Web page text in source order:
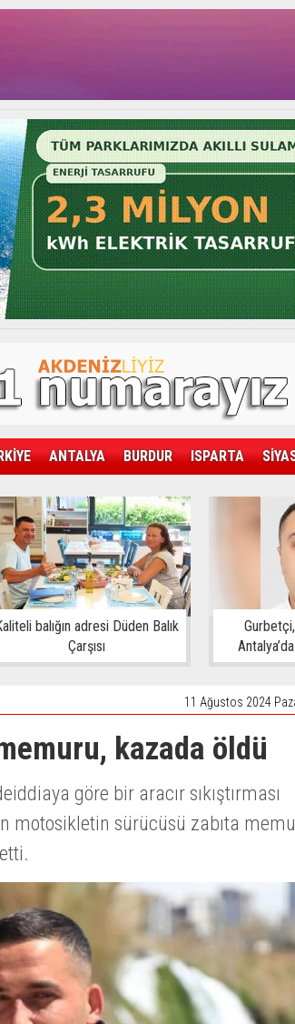
ANTALYA BURDUR ISPARTA
EKONOMİ DÜNYA
balığın adresi Düden Balık
Çarşısı
11 Ağustos 2024
kazada öldü
göre bir aracır sıkıştırması
motosikletin sürücüsü zabıta